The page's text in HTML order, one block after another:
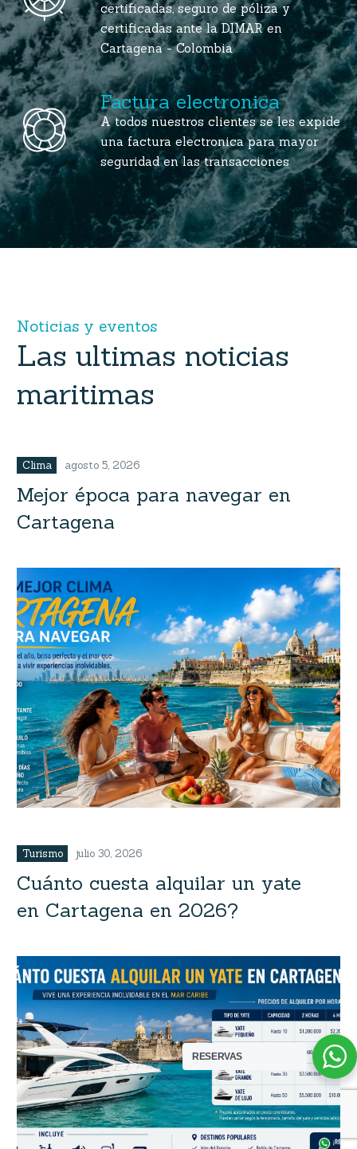
certificadas, seguro de póliza y
certificadas ante la DIMAR en
Cartagena - Colombia
Factura electronica
A todos nuestros clientes se les expide
una factura electronica para mayor
seguridad en las transacciones
Noticias y eventos
Las ultimas noticias
maritimas
Clima agosto 5, 2026
Mejor época para navegar en
Cartagena
Turismo julio 30, 2026
Cuánto cuesta alquilar un yate
en Cartagena en 2026?
RESERVAS